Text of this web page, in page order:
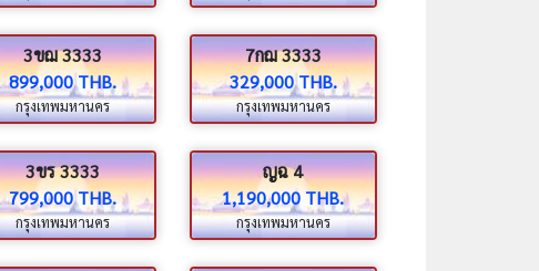
3ขฌ 3333
899,000 THB.
กรุงเทพมหานคร
7กฌ 3333
329,000 THB.
กรุงเทพมหานคร
3ขร 3333
799,000 THB.
กรุงเทพมหานคร
ญฉ 4
1,190,000 THB.
กรุงเทพมหานคร